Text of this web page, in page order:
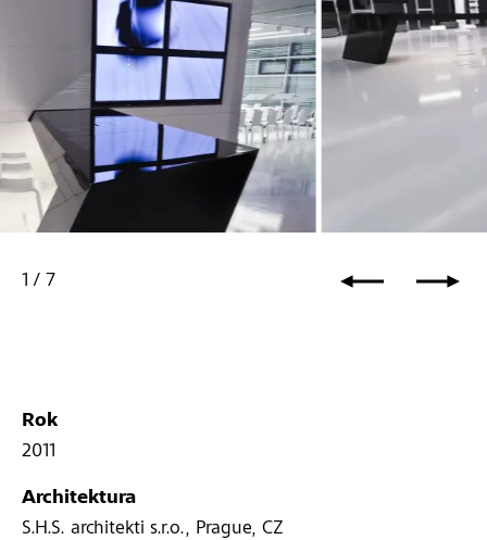
1 / 7
Rok
2011
Architektura
S.H.S. architekti s.r.o., Prague, CZ